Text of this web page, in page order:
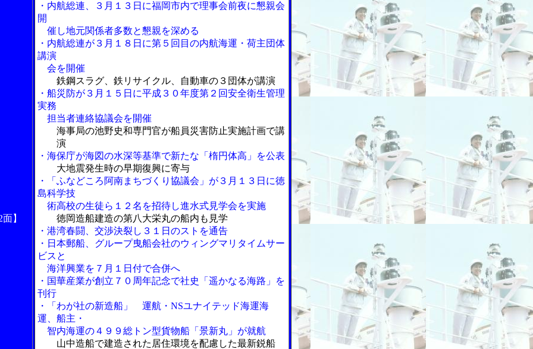
】
・内航総連、３月１３日に福岡市内で理事会前夜に懇親会
開
催し地元関係者多数と懇親を深める
・内航総連が３月１８日に第５回目の内航海運・荷主団体
講演
会を開催
鉄鋼スラグ、鉄リサイクル、自動車の３団体が講演
・船災防が３月１５日に平成３０年度第２回安全衛生管理
実務
担当者連絡協議会を開催
海事局の池野史和専門官が船員災害防止実施計画で講
演
・海保庁が海図の水深等基準で新たな「楕円体高」を公表
大地震発生時の早期復興に寄与
・「ふなどころ阿南まちづくり協議会」が３月１３日に徳
島科学技
術高校の生徒ら１２名を招待し進水式見学会を実施
徳岡造船建造の第八大栄丸の船内も見学
・港湾春闘、交渉決裂し３１日のストを通告
・日本郵船、グループ曳船会社のウィングマリタイムサー
ビスと
海洋興業を７月１日付で合併へ
・国華産業が創立７０周年記念で社史「遥かなる海路」を
刊行
・「わが社の新造船」 運航・NSユナイテッド海運海
運、船主・
智内海運の４９９総トン型貨物船「景新丸」が就航
山中造船で建造された居住環境を配慮した最新鋭船